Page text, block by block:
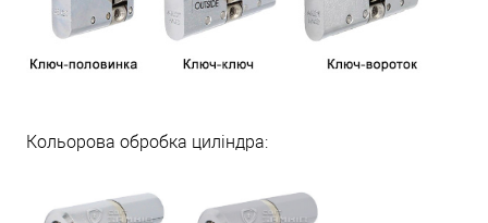
Кольорова обробка циліндра: